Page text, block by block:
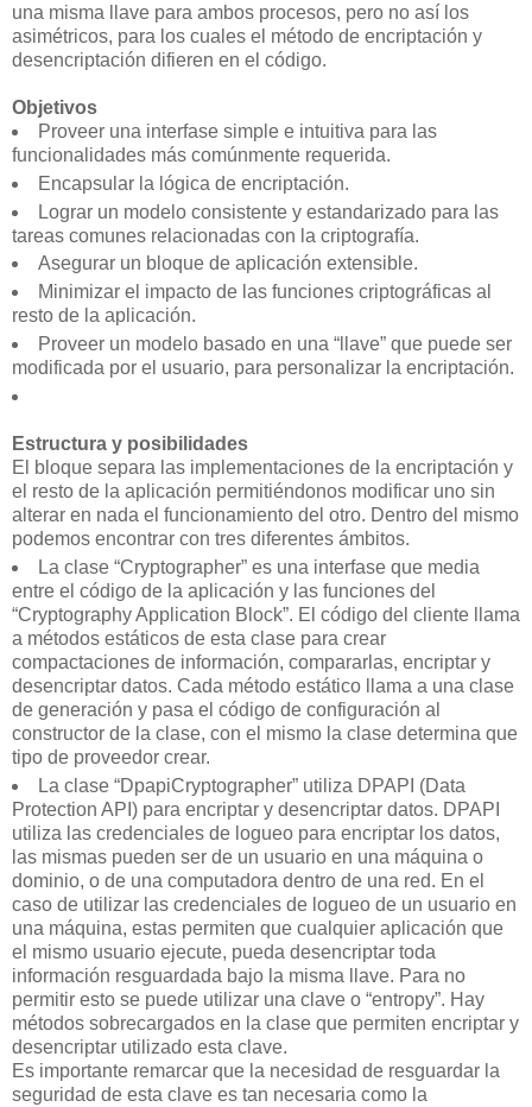
una misma llave para ambos procesos, pero no así los
asimétricos, para los cuales el método de encriptación y
desencriptación difieren en el código.
Objetivos
Proveer una interfase simple e intuitiva para las
funcionalidades más comúnmente requerida.
Encapsular la lógica de encriptación.
Lograr un modelo consistente y estandarizado para las
tareas comunes relacionadas con la criptografía.
Asegurar un bloque de aplicación extensible.
Minimizar el impacto de las funciones criptográficas al
resto de la aplicación.
Proveer un modelo basado en una “llave” que puede ser
modificada por el usuario, para personalizar la encriptación.
Estructura y posibilidades
El bloque separa las implementaciones de la encriptación y
el resto de la aplicación permitiéndonos modificar uno sin
alterar en nada el funcionamiento del otro. Dentro del mismo
podemos encontrar con tres diferentes ámbitos.
La clase “Cryptographer” es una interfase que media
entre el código de la aplicación y las funciones del
“Cryptography Application Block”. El código del cliente llama
a métodos estáticos de esta clase para crear
compactaciones de información, compararlas, encriptar y
desencriptar datos. Cada método estático llama a una clase
de generación y pasa el código de configuración al
constructor de la clase, con el mismo la clase determina que
tipo de proveedor crear.
La clase “DpapiCryptographer” utiliza DPAPI (Data
Protection API) para encriptar y desencriptar datos. DPAPI
utiliza las credenciales de logueo para encriptar los datos,
las mismas pueden ser de un usuario en una máquina o
dominio, o de una computadora dentro de una red. En el
caso de utilizar las credenciales de logueo de un usuario en
una máquina, estas permiten que cualquier aplicación que
el mismo usuario ejecute, pueda desencriptar toda
información resguardada bajo la misma llave. Para no
permitir esto se puede utilizar una clave o “entropy”. Hay
métodos sobrecargados en la clase que permiten encriptar y
desencriptar utilizado esta clave.
Es importante remarcar que la necesidad de resguardar la
seguridad de esta clave es tan necesaria como la